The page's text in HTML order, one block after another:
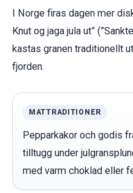
I Norge firas dagen mer
Knut og jaga jula ut”
kastas granen traditionellt
fjorden.
MATTRADITIONER
Pepparkakor och godis
tilltugg under
med varm choklad eller